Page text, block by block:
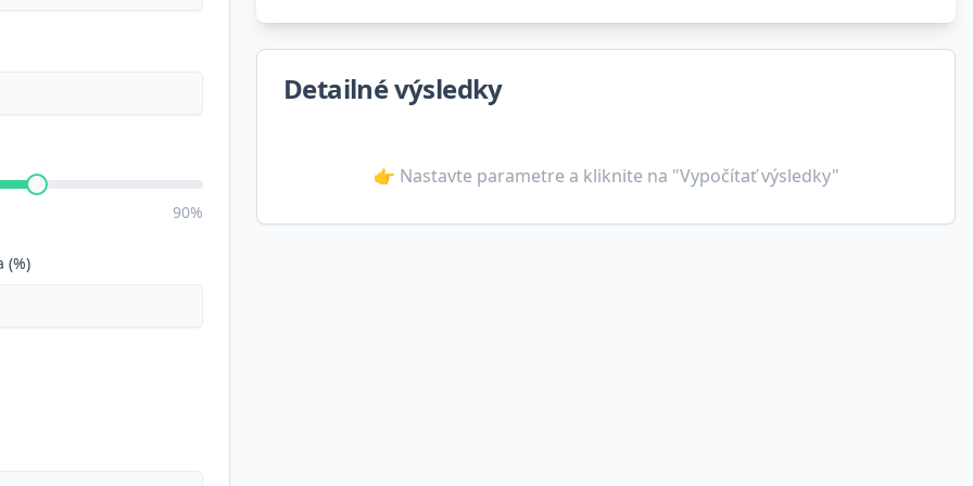
90%
(%)
Detailné výsledky
👉 Nastavte parametre a kliknite na "Vypočítať výsledky"